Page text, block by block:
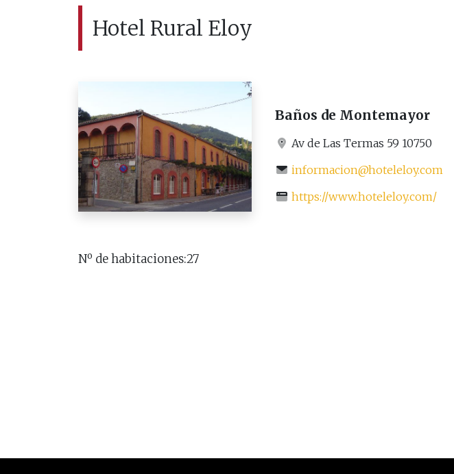
Hotel Rural Eloy
Baños de Montemayor
Av de Las Termas 59 10750
informacion@hoteleloy.com
https://www.hoteleloy.com/
Nº de habitaciones:27